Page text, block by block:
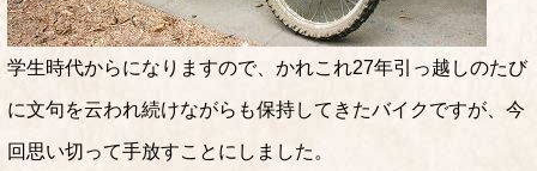
学生時代からになりますので、かれこれ27年引っ越しのたび
に文句を云われ続けながらも保持してきたバイクですが、今
回思い切って手放すことにしました。